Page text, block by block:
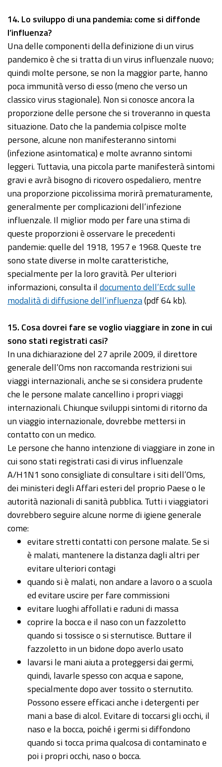
14. Lo sviluppo di una pandemia: come si diffonde
l’influenza?
Una delle componenti della definizione di un virus
pandemico è che si tratta di un virus influenzale nuovo;
quindi molte persone, se non la maggior parte, hanno
poca immunità verso di esso (meno che verso un
classico virus stagionale). Non si conosce ancora la
proporzione delle persone che si troveranno in questa
situazione. Dato che la pandemia colpisce molte
persone, alcune non manifesteranno sintomi
(infezione asintomatica) e molte avranno sintomi
leggeri. Tuttavia, una piccola parte manifesterà sintomi
gravi e avrà bisogno di ricovero ospedaliero, mentre
una proporzione piccolissima morirà prematuramente,
generalmente per complicazioni dell’infezione
influenzale. Il miglior modo per fare una stima di
queste proporzioni è osservare le precedenti
pandemie: quelle del 1918, 1957 e 1968. Queste tre
sono state diverse in molte caratteristiche,
specialmente per la loro gravità. Per ulteriori
informazioni, consulta ildocumento dell’Ecdc sulle
modalità di diffusione dell’influenza(pdf 64 kb).
15. Cosa dovrei fare se voglio viaggiare in zone in cui
sono stati registrati casi?
In una dichiarazione del 27 aprile 2009, il direttore
generale dell’Oms non raccomanda restrizioni sui
viaggi internazionali, anche se si considera prudente
che le persone malate cancellino i propri viaggi
internazionali. Chiunque sviluppi sintomi di ritorno da
un viaggio internazionale, dovrebbe mettersi in
contatto con un medico.
Le persone che hanno intenzione di viaggiare in zone in
cui sono stati registrati casi di virus influenzale
A/H1N1 sono consigliate di consultare i siti dell’Oms,
dei ministeri degli Affari esteri del proprio Paese o le
autorità nazionali di sanità pubblica. Tutti i viaggiatori
dovrebbero seguire alcune norme di igiene generale
come:
evitare stretti contatti con persone malate. Se si
è malati, mantenere la distanza dagli altri per
evitare ulteriori contagi
quando si è malati, non andare a lavoro o a scuola
ed evitare uscire per fare commissioni
evitare luoghi affollati e raduni di massa
coprire la bocca e il naso con un fazzoletto
quando si tossisce o si sternutisce. Buttare il
fazzoletto in un bidone dopo averlo usato
lavarsi le mani aiuta a proteggersi dai germi,
quindi, lavarle spesso con acqua e sapone,
specialmente dopo aver tossito o sternutito.
Possono essere efficaci anche i detergenti per
mani a base di alcol. Evitare di toccarsi gli occhi, il
naso e la bocca, poiché i germi si diffondono
quando si tocca prima qualcosa di contaminato e
poi i propri occhi, naso o bocca.